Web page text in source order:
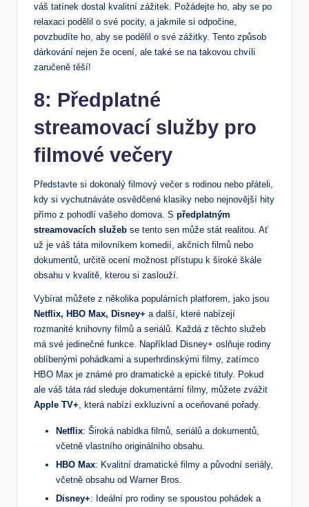
váš tatínek dostal kvalitní ⁣zážitek. Požádejte ho,‌ aby se po
relaxaci​ podělil o své pocity, a jakmile si odpočine,
povzbudíte⁢ ho, aby se podělil o své zážitky. Tento způsob
dárkování nejen‌ že ocení, ​ale také ⁤se⁤ na takovou ⁤chvíli
zaručeně ⁣těší!
8: Předplatné
streamovací služby pro
filmové ⁣večery
Představte si dokonalý filmový večer s rodinou nebo přáteli,
kdy si vychutnáváte ⁤osvědčené klasiky ​nebo nejnovější hity
přímo z pohodlí vašeho domova. S předplatným
streamovacích služeb se ⁤tento sen může ⁢stát realitou. Ať
už je váš táta⁢ milovníkem‌ komedií, akčních filmů nebo
dokumentů, určitě ​ocení možnost přístupu k⁣ široké škále
obsahu v kvalitě, kterou si​ zaslouží.
Vybírat​ můžete z několika populárních platforem,⁣ jako‍ jsou
Netflix, HBO Max, Disney+ a ⁣další, které nabízejí
rozmanité knihovny‍ filmů a seriálů. Každá z⁣ těchto ​služeb
⁢má ⁤své jedinečné ⁢funkce. Například Disney+ oslňuje ‍rodiny
oblíbenými pohádkami⁤ a superhrdinskými filmy, zatímco
HBO Max je známé pro dramatické ⁤a epické‍ tituly. Pokud​
ale váš táta ⁢rád sleduje dokumentární filmy, můžete zvážit
Apple TV+ , která ​nabízí exkluzivní a ⁤oceňované pořady.
Netflix:⁤ Široká nabídka ⁣filmů, ​seriálů a dokumentů,
včetně vlastního originálního obsahu.
HBO Max: ⁤Kvalitní dramatické filmy ‌a‍ původní​ seriály,
‌včetně obsahu od Warner ⁢Bros.
Disney+: Ideální ​pro ⁣rodiny⁢ se spoustou ‍pohádek a